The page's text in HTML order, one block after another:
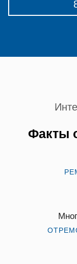
Факты